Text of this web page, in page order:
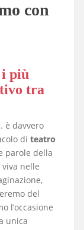
con
più
tra
è davvero
di teatro
parole della
nelle
del
l’occasione
unica